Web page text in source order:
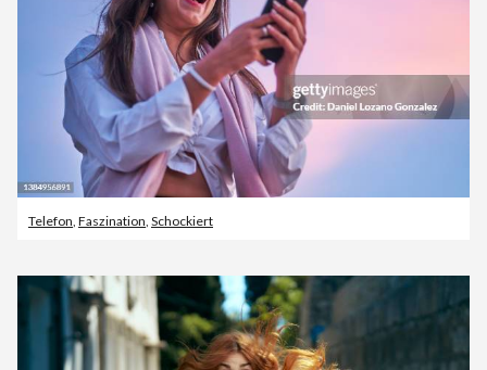
Telefon Faszination Schockiert